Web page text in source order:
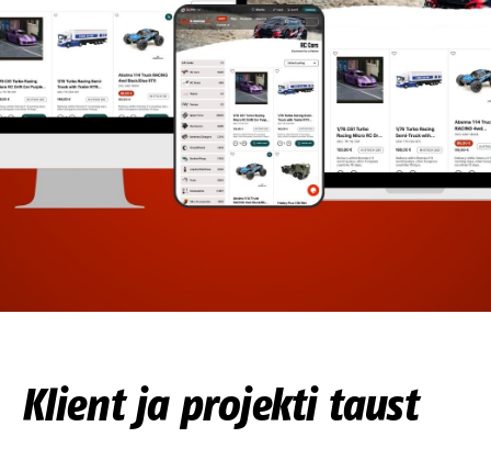
Klient ja projekti taust